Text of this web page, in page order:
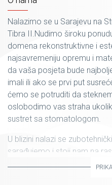
Nalazimo se u Sarajevu na
Tibra II.Nudimo široku
domena rekonstruktivne i
najsavremeniju opremu i
da vaša posjeta bude
imali ili ako se prvi put
ćemo se potruditi da
oslobodimo vas straha
sustret sa stomatologom.
U blizini nalazi se
sarađujemo i stoji nam na
Laboratoriji je opremljen